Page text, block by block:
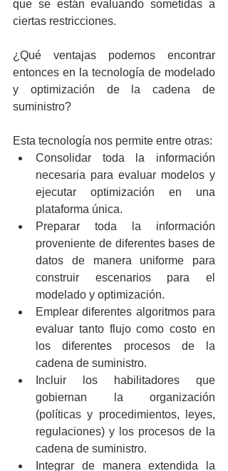
que se están evaluando sometidas a
ciertas restricciones.
¿Qué ventajas podemos encontrar
entonces en la tecnología de modelado
y optimización de la cadena de
suministro?
Esta tecnología nos permite entre otras:
Consolidar toda la información
necesaria para evaluar modelos y
ejecutar optimización en una
plataforma única.
Preparar toda la información
proveniente de diferentes bases de
datos de manera uniforme para
construir escenarios para el
modelado y optimización.
Emplear diferentes algoritmos para
evaluar tanto flujo como costo en
los diferentes procesos de la
cadena de suministro.
Incluir los habilitadores que
gobiernan la organización
(políticas y procedimientos, leyes,
regulaciones) y los procesos de la
cadena de suministro.
Integrar de manera extendida la